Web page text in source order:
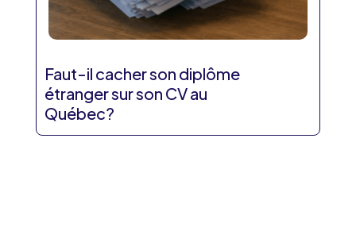
Faut-il cacher son diplôme
étranger sur son CV au
Québec?